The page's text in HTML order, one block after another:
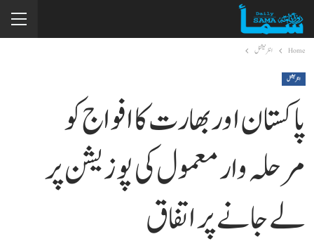
Home انٹرنیشنل
انٹرنیشنل
پاکستان اور بھارت کا افواج کو
مرحلہ وار معمول کی پوزیشن پر
لے جانے پر اتفاق